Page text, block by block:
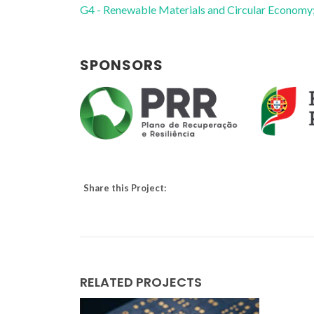
G4 - Renewable Materials and Circular
SPONSORS
Share this Project:
RELATED PROJECTS